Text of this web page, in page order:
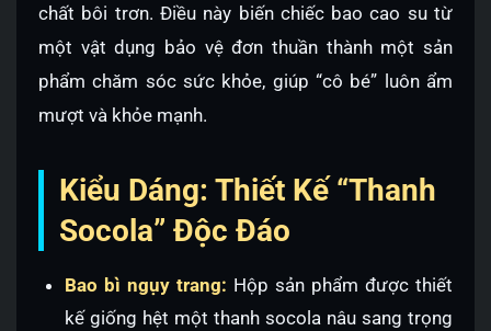
chất bôi trơn. Điều này biến chiếc bao cao su từ
một vật dụng bảo vệ đơn thuần thành một sản
phẩm chăm sóc sức khỏe, giúp “cô bé” luôn ẩm
mượt và khỏe mạnh.
Kiểu Dáng: Thiết Kế “Thanh
Socola” Độc Đáo
Bao bì ngụy trang: Hộp sản phẩm được thiết
kế giống hệt một thanh socola nâu sang trọng